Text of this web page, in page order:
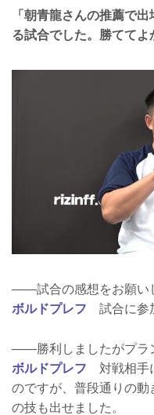
「朝青龍さんの推薦で
る試合でした。勝ててよ
――試合の感想をお願い
ボルドプレフ 試合に参
――勝利しましたがプラ
ボルドプレフ 対戦相手
のですが、普段通りの
の技も出せました。